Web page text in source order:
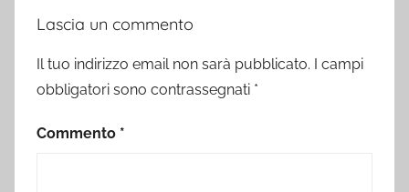
Lascia un commento
Il tuo indirizzo email non sarà pubblicato.
I campi
obbligatori sono contrassegnati *
Commento *